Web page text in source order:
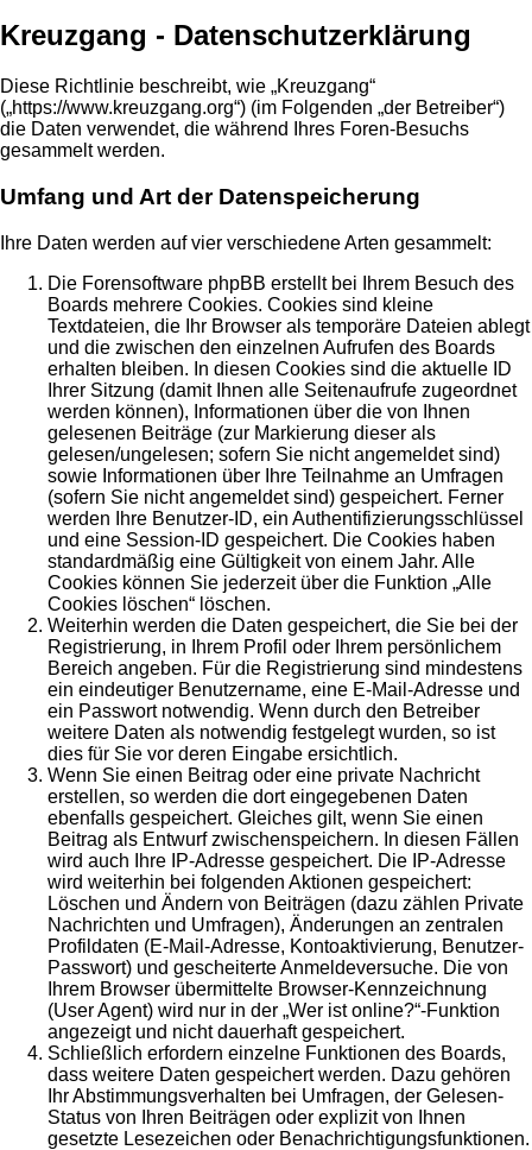
Kreuzgang - Datenschutzerklärung
Diese Richtlinie beschreibt, wie „Kreuzgang“
(„https://www.kreuzgang.org“) (im Folgenden „der Betreiber“)
die Daten verwendet, die während Ihres Foren-Besuchs
gesammelt werden.
Umfang und Art der Datenspeicherung
Ihre Daten werden auf vier verschiedene Arten gesammelt:
Die Forensoftware phpBB erstellt bei Ihrem Besuch des
Boards mehrere Cookies. Cookies sind kleine
Textdateien, die Ihr Browser als temporäre Dateien ablegt
und die zwischen den einzelnen Aufrufen des Boards
erhalten bleiben. In diesen Cookies sind die aktuelle ID
Ihrer Sitzung (damit Ihnen alle Seitenaufrufe zugeordnet
werden können), Informationen über die von Ihnen
gelesenen Beiträge (zur Markierung dieser als
gelesen/ungelesen; sofern Sie nicht angemeldet sind)
sowie Informationen über Ihre Teilnahme an Umfragen
(sofern Sie nicht angemeldet sind) gespeichert. Ferner
werden Ihre Benutzer-ID, ein Authentifizierungsschlüssel
und eine Session-ID gespeichert. Die Cookies haben
standardmäßig eine Gültigkeit von einem Jahr. Alle
Cookies können Sie jederzeit über die Funktion „Alle
Cookies löschen“ löschen.
Weiterhin werden die Daten gespeichert, die Sie bei der
Registrierung, in Ihrem Profil oder Ihrem persönlichem
Bereich angeben. Für die Registrierung sind mindestens
ein eindeutiger Benutzername, eine E-Mail-Adresse und
ein Passwort notwendig. Wenn durch den Betreiber
weitere Daten als notwendig festgelegt wurden, so ist
dies für Sie vor deren Eingabe ersichtlich.
Wenn Sie einen Beitrag oder eine private Nachricht
erstellen, so werden die dort eingegebenen Daten
ebenfalls gespeichert. Gleiches gilt, wenn Sie einen
Beitrag als Entwurf zwischenspeichern. In diesen Fällen
wird auch Ihre IP-Adresse gespeichert. Die IP-Adresse
wird weiterhin bei folgenden Aktionen gespeichert:
Löschen und Ändern von Beiträgen (dazu zählen Private
Nachrichten und Umfragen), Änderungen an zentralen
Profildaten (E-Mail-Adresse, Kontoaktivierung, Benutzer-
Passwort) und gescheiterte Anmeldeversuche. Die von
Ihrem Browser übermittelte Browser-Kennzeichnung
(User Agent) wird nur in der „Wer ist online?“-Funktion
angezeigt und nicht dauerhaft gespeichert.
Schließlich erfordern einzelne Funktionen des Boards,
dass weitere Daten gespeichert werden. Dazu gehören
Ihr Abstimmungsverhalten bei Umfragen, der Gelesen-
Status von Ihren Beiträgen oder explizit von Ihnen
gesetzte Lesezeichen oder Benachrichtigungsfunktionen.